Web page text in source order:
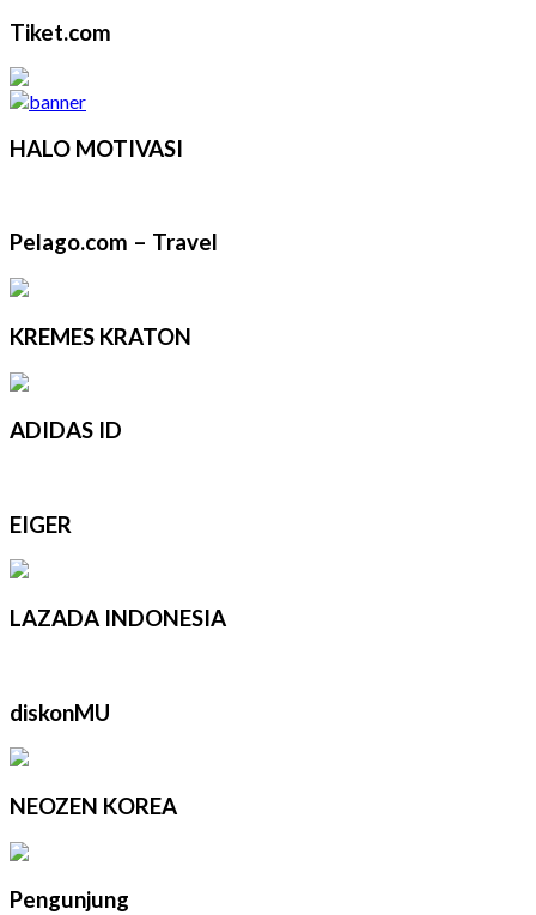
Tiket.com
HALO MOTIVASI
Pelago.com – Travel
KREMES KRATON
ADIDAS ID
EIGER
LAZADA INDONESIA
diskonMU
NEOZEN KOREA
Pengunjung